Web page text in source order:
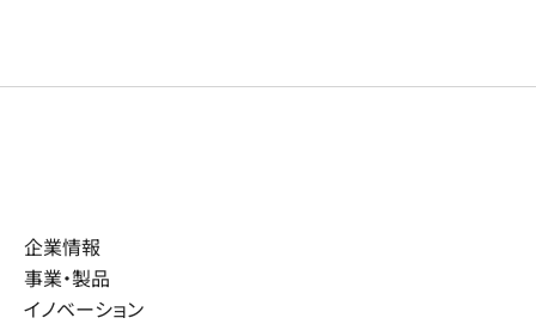
企業情報
事業・製品
イノベーション